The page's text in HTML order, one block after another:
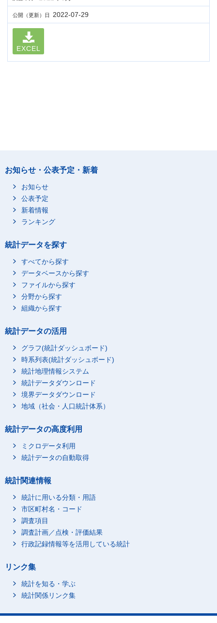
公開（更新）日 2022-07-29
EXCEL
お知らせ・公表予定・新着
お知らせ
公表予定
新着情報
ランキング
統計データを探す
すべてから探す
データベースから探す
ファイルから探す
分野から探す
組織から探す
統計データの活用
グラフ(統計ダッシュボード)
時系列表(統計ダッシュボード)
統計地理情報システム
統計データダウンロード
境界データダウンロード
地域（社会・人口統計体系）
統計データの高度利用
ミクロデータ利用
統計データの自動取得
統計関連情報
統計に用いる分類・用語
市区町村名・コード
調査項目
調査計画／点検・評価結果
行政記録情報等を活用している統計
リンク集
統計を知る・学ぶ
統計関係リンク集